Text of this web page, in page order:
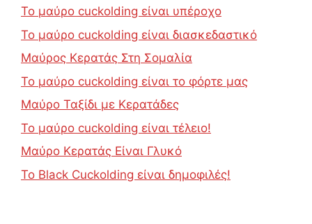
Το μαύρο cuckolding είναι υπέροχο
Το μαύρο cuckolding είναι διασκεδαστικό
Μαύρος Κερατάς Στη Σομαλία
Το μαύρο cuckolding είναι το φόρτε μας
Μαύρο Ταξίδι με Κερατάδες
Το μαύρο cuckolding είναι τέλειο!
Μαύρο Κερατάς Είναι Γλυκό
Το Black Cuckolding είναι δημοφιλές!